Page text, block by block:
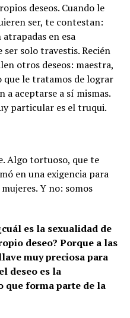
deseos. Cuando le
ser, te contestan:
en esa
ser solo travestis. Recién
otros deseos: maestra,
que le tratamos de lograr
a aceptarse a sí mismas.
particular es el truqui.
Algo tortuoso, que te
en una exigencia para
Y no: somos
es la sexualidad de
deseo? Porque a las
muy preciosa para
deseo es la
que forma parte de la